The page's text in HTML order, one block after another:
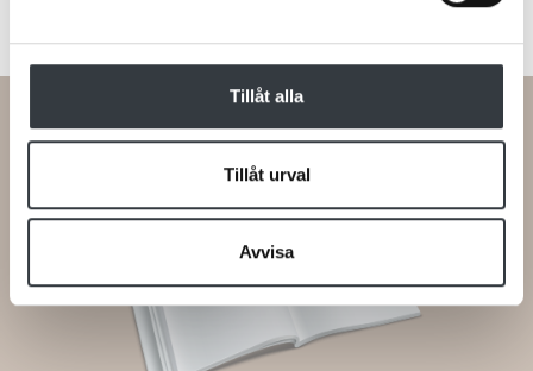
Tillåt alla
Tillåt urval
Avvisa